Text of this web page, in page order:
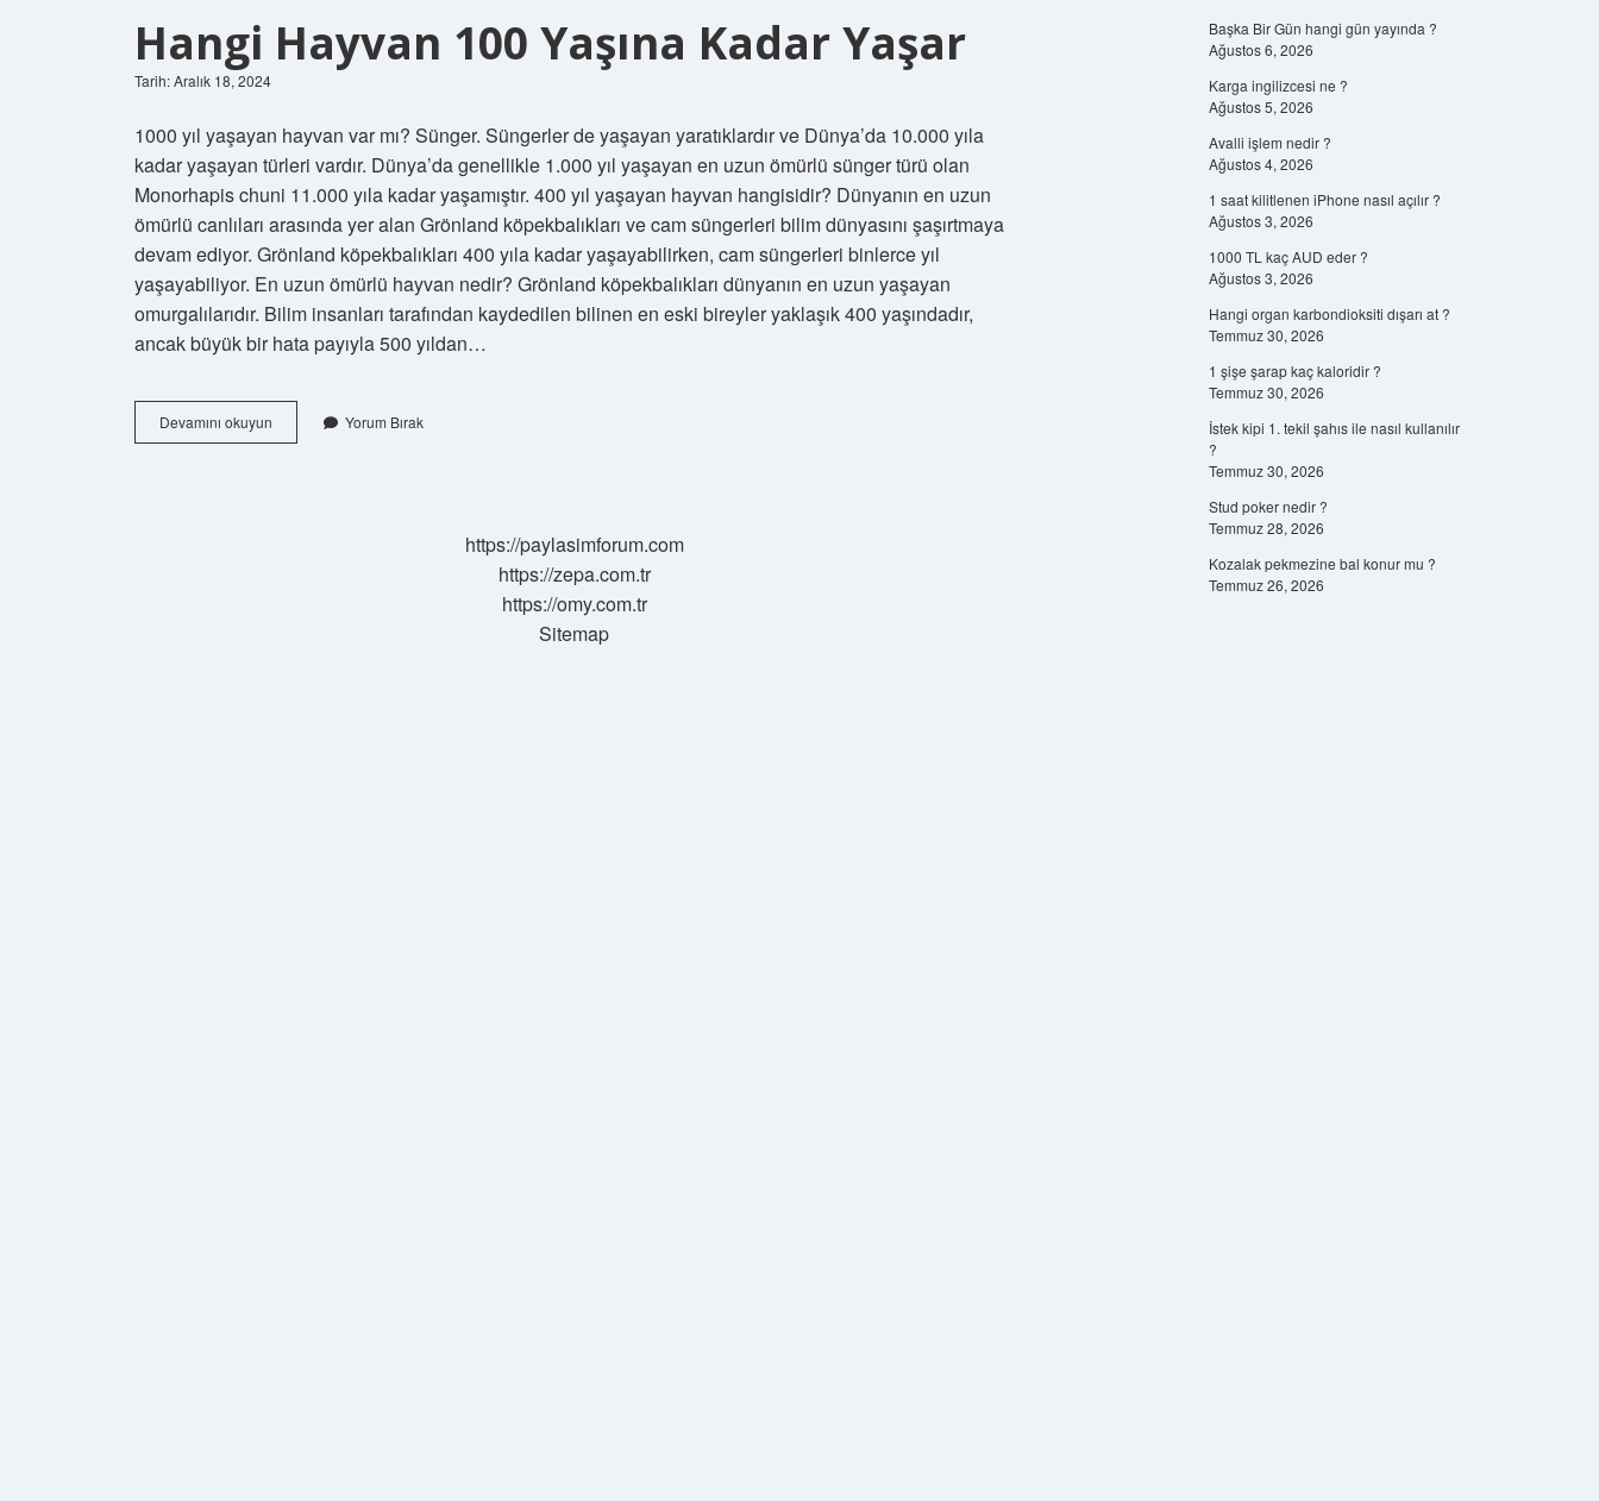
Hangi Hayvan 100 Yaşına Kadar Yaşar
Tarih: Aralık 18, 2024
1000 yıl yaşayan hayvan var mı? Sünger. Süngerler de yaşayan yaratıklardır ve Dünya’da 10.000 yıla
kadar yaşayan türleri vardır. Dünya’da genellikle 1.000 yıl yaşayan en uzun ömürlü sünger türü olan
Monorhapis chuni 11.000 yıla kadar yaşamıştır. 400 yıl yaşayan hayvan hangisidir? Dünyanın en uzun
ömürlü canlıları arasında yer alan Grönland köpekbalıkları ve cam süngerleri bilim dünyasını şaşırtmaya
devam ediyor. Grönland köpekbalıkları 400 yıla kadar yaşayabilirken, cam süngerleri binlerce yıl
yaşayabiliyor. En uzun ömürlü hayvan nedir? Grönland köpekbalıkları dünyanın en uzun yaşayan
omurgalılarıdır. Bilim insanları tarafından kaydedilen bilinen en eski bireyler yaklaşık 400 yaşındadır,
ancak büyük bir hata payıyla 500 yıldan…
Devamını okuyun
Hayvan
Yorum Bırak
https://paylasimforum.com
https://zepa.com.tr
https://omy.com.tr
Sitemap
Başka Bir Gün hangi gün yayında ?
Ağustos 6, 2026
Karga ingilizcesi ne ?
Ağustos 5, 2026
Avalli işlem nedir ?
Ağustos 4, 2026
1 saat kilitlenen iPhone nasıl açılır ?
Ağustos 3, 2026
1000 TL kaç AUD eder ?
Ağustos 3, 2026
Hangi organ karbondioksiti dışarı at ?
Temmuz 30, 2026
1 şişe şarap kaç kaloridir ?
Temmuz 30, 2026
İstek kipi 1. tekil şahıs ile nasıl kullanılır
?
Temmuz 30, 2026
Stud poker nedir ?
Temmuz 28, 2026
Kozalak pekmezine bal konur mu ?
Temmuz 26, 2026